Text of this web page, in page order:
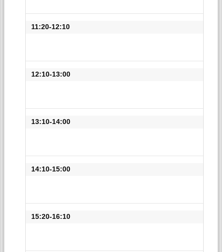
11:20-12:10
12:10-13:00
13:10-14:00
14:10-15:00
15:20-16:10